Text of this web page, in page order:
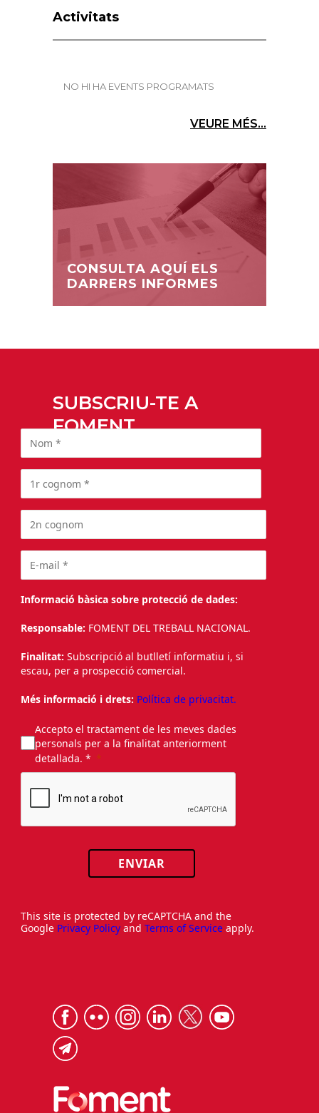
Activitats
NO HI HA EVENTS PROGRAMATS
VEURE MÉS...
CONSULTA AQUÍ ELS
DARRERS INFORMES
SUBSCRIU-TE A
FOMENT
Informació bàsica sobre protecció de dades:
Responsable: FOMENT DEL TREBALL NACIONAL.
Finalitat: Subscripció al butlletí informatiu i, si
escau, per a prospecció comercial.
Més informació i drets: Política de privacitat.
Accepto el tractament de les meves dades
personals per a la finalitat anteriorment
detallada. *
ENVIAR
This site is protected by reCAPTCHA and the
Google Privacy Policy and Terms of Service apply.